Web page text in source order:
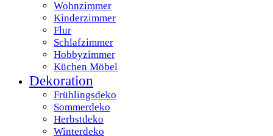
Wohnzimmer
Kinderzimmer
Flur
Schlafzimmer
Hobbyzimmer
Küchen Möbel
Dekoration
Frühlingsdeko
Sommerdeko
Herbstdeko
Winterdeko